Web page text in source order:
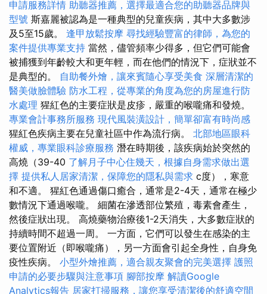
申請服務詳情 助聽器推薦，選擇最適合您的助聽器品牌與
型號 斯嘉麗被認為是一種典型的兒童疾病，其中大多數涉
及5至15歲。 逢甲放鬆按摩 尋找經驗豐富的律師，為您的
案件提供專業支持 當然，儘管頻率少得多，但它們可能會
被捕獲到年齡較大和更年輕，而在他們的情況下，症狀並不
是典型的。 自助餐外燴，讓來賓隨心享受美食 深層清潔的
醫美做臉體驗 防水工程，從專業的角度為您的房屋進行防
水處理 猩紅色的主要症狀是皮疹，嚴重的喉嚨痛和發燒。
專業會計事務所服務 現代風裝潢設計，簡單卻富有時尚感
猩紅色疾病主要在兒童社區中作為流行病。 北部地區眼科
權威，專業眼科診療服務 潛在時期後，該疾病始於突然的
高燒（39-40 了解月子中心住幾天，根據自身需求做出選
擇 提供私人居家清潔，保障您的隱私與需求 c度），寒意
和不適。 猩紅色通過傷口癒合，通常是2-4天，通常在極少
數情況下通過喉嚨。 細菌在滲透部位繁殖，毒素會產生，
然後症狀出現。 高燒藥物治療後1-2天消失，大多數症狀的
持續時間不超過一周。 一方面，它們可以發生在感染的主
要位置附近（即喉嚨痛），另一方面會引起全身性，自身免
疫性疾病。 小型外燴推薦，適合親友聚會的完美選擇 護照
申請的必要步驟與注意事項 腳部按摩 解讀Google
Analytics報告 居家打掃服務，讓您享受清潔後的舒適空間